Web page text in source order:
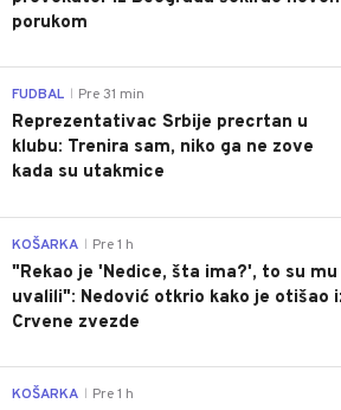
porukom
FUDBAL Pre 31 min
Reprezentativac Srbije precrtan u
klubu: Trenira sam, niko ga ne zove
kada su utakmice
KOŠARKA Pre 1 h
"Rekao je 'Nedice, šta ima?', to su mu
uvalili": Nedović otkrio kako je otišao
Crvene zvezde
KOŠARKA Pre 1 h